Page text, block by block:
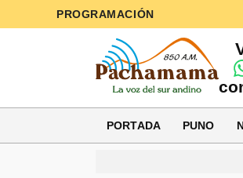
PROGRAMACIÓN
PORTADA PUNO